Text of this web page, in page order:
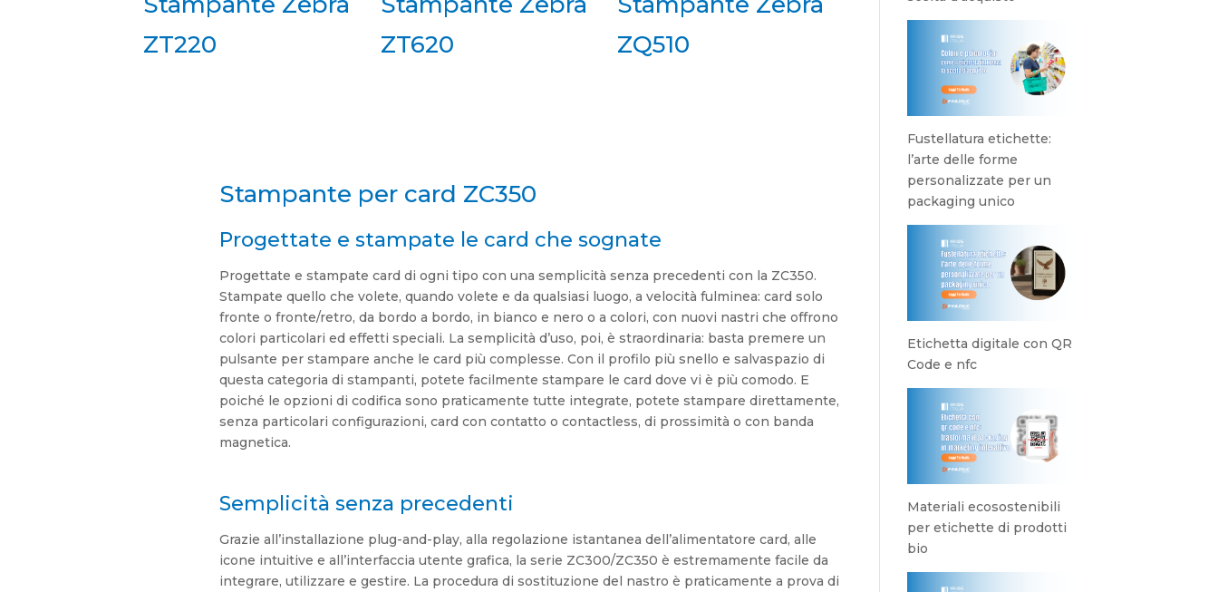
ZT220
ZT620
ZQ510
Stampante per card ZC350
Progettate e stampate le card che sognate
Progettate e stampate card di ogni tipo con una semplicità senza precedenti con la ZC350.
Stampate quello che volete, quando volete e da qualsiasi luogo, a velocità fulminea: card solo
fronte o fronte/retro, da bordo a bordo, in bianco e nero o a colori, con nuovi nastri che offrono
colori particolari ed effetti speciali. La semplicità d’uso, poi, è straordinaria: basta premere un
pulsante per stampare anche le card più complesse. Con il profilo più snello e salvaspazio di
questa categoria di stampanti, potete facilmente stampare le card dove vi è più comodo. E
poiché le opzioni di codifica sono praticamente tutte integrate, potete stampare direttamente,
senza particolari configurazioni, card con contatto o contactless, di prossimità o con banda
magnetica.
Semplicità senza precedenti
Grazie all’installazione plug-and-play, alla regolazione istantanea dell’alimentatore card, alle
icone intuitive e all’interfaccia utente grafica, la serie ZC300/ZC350 è estremamente facile da
integrare, utilizzare e gestire. La procedura di sostituzione del nastro è praticamente a prova di
Fustellatura etichette:
l’arte delle forme
personalizzate per un
packaging unico
Etichetta digitale con QR
Code e nfc
Materiali ecosostenibili
per etichette di prodotti
bio